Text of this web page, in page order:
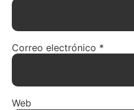
Correo electrónico *
Web